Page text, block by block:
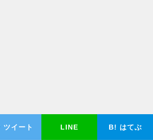
ツイート LINE B! はてぶ